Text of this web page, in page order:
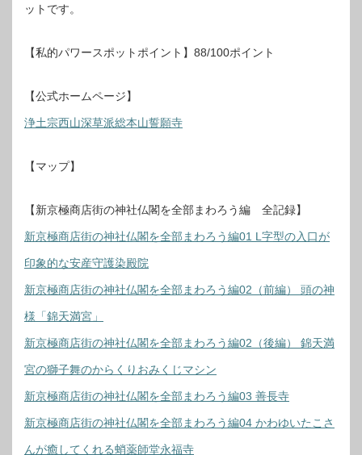
ットです。
【私的パワースポットポイント】88/100ポイント
【公式ホームページ】
浄土宗西山深草派総本山誓願寺
【マップ】
【新京極商店街の神社仏閣を全部まわろう編 全記録】
新京極商店街の神社仏閣を全部まわろう編01 L字型の入口が
印象的な安産守護染殿院
新京極商店街の神社仏閣を全部まわろう編02（前編） 頭の神
様「錦天満宮」
新京極商店街の神社仏閣を全部まわろう編02（後編） 錦天満
宮の獅子舞のからくりおみくじマシン
新京極商店街の神社仏閣を全部まわろう編03 善長寺
新京極商店街の神社仏閣を全部まわろう編04 かわゆいたこさ
んが癒してくれる蛸薬師堂永福寺